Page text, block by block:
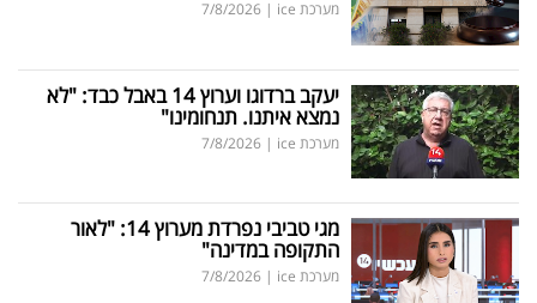
מערכת ice |
7/8/2026
יעקב ברדוגו וערוץ 14 באבל כבד: "לא
נמצא איתנו. תנחומינו"
מערכת ice |
7/8/2026
מגי טביבי נפרדת מערוץ 14: "לאור
התקופה במדינה"
מערכת ice |
7/8/2026